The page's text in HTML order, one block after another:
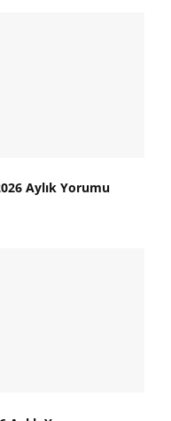
Aylık Yorumu